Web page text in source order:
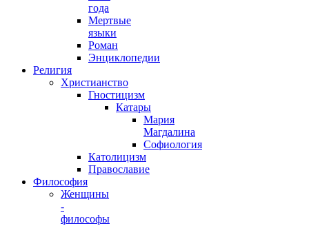
года
Мертвые
языки
Роман
Энциклопедии
Религия
Христианство
Гностицизм
Катары
Мария
Магдалина
Софиология
Католицизм
Православие
Философия
Женщины
-
философы